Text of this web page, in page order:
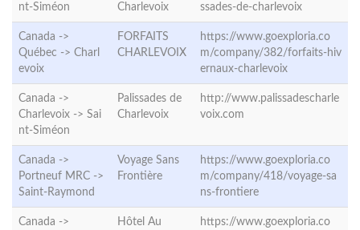
nt-Siméon
Charlevoix
ssades-de-charlevoix
Canada ->
Québec -> Charl
evoix
FORFAITS
CHARLEVOIX
https://www.goexploria.co
m/company/382/forfaits-hiv
ernaux-charlevoix
Canada ->
Charlevoix -> Sai
nt-Siméon
Palissades de
Charlevoix
http://www.palissadescharle
voix.com
Canada ->
Portneuf MRC ->
Saint-Raymond
Voyage Sans
Frontière
https://www.goexploria.co
m/company/418/voyage-sa
ns-frontiere
Canada ->
Hôtel Au
https://www.goexploria.co